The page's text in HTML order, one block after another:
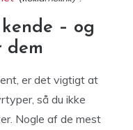
– og
dem
er det vigtigt at
så du ikke
Nogle af de mest